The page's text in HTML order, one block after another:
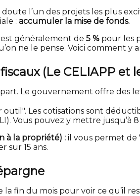
doute l’un des projets les plus
: accumuler la mise de fonds.
généralement de 5 % pour les
ne le pense. Voici comment y
(Le CELIAPP et
Le gouvernement offre des
outil". Les cotisations sont
Vous pouvez y mettre jusqu’à
à la propriété) : il vous permet de
sur 15 ans.
la fin du mois pour voir ce qu’il